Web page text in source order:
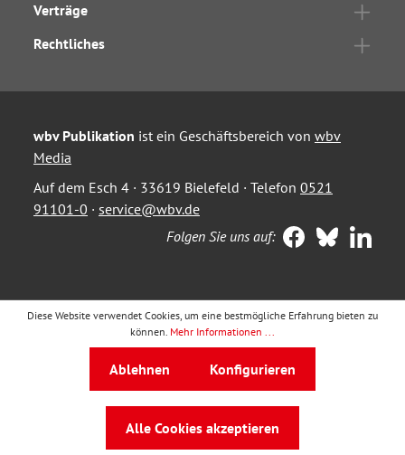
Verträge
Rechtliches
wbv Publikation ist ein Geschäftsbereich von wbv
Media
Auf dem Esch 4 · 33619 Bielefeld · Telefon 0521
91101-0 · service@wbv.de
Folgen Sie uns auf:
Diese Website verwendet Cookies, um eine bestmögliche Erfahrung bieten zu
können. Mehr Informationen ...
Ablehnen Konfigurieren
Alle Cookies akzeptieren